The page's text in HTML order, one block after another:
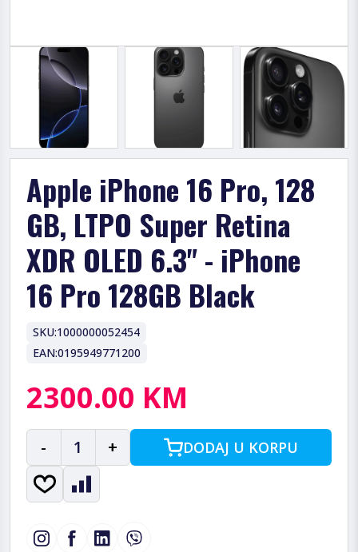
Apple iPhone 16 Pro, 128
GB, LTPO Super Retina
XDR OLED 6.3" - iPhone
16 Pro 128GB Black
SKU:1000000052454
EAN:0195949771200
2300.00 KM
- 1 + DODAJ U KORPU